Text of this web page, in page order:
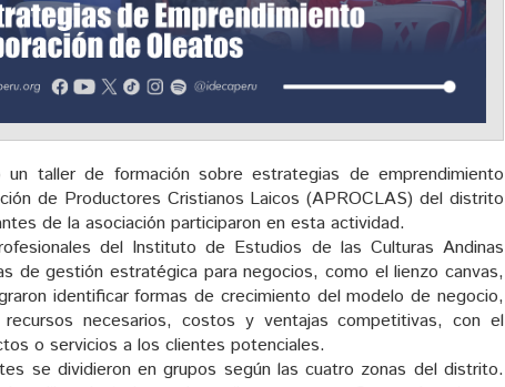
taller de formación sobre estrategias de emprendimiento
de Productores Cristianos Laicos (APROCLAS) del distrito
de la asociación participaron en esta actividad.
del Instituto de Estudios de las Culturas Andinas
de gestión estratégica para negocios, como el lienzo canvas,
identificar formas de crecimiento del modelo de negocio,
necesarios, costos y ventajas competitivas, con el
o servicios a los clientes potenciales.
se dividieron en grupos según las cuatro zonas del distrito.